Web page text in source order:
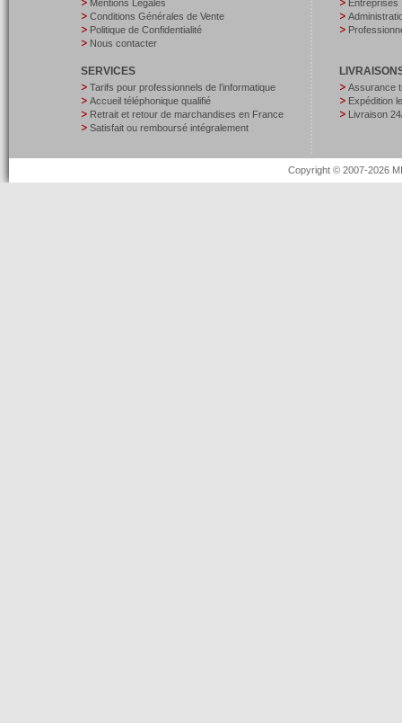
Mentions Légales
Conditions Générales de Vente
Politique de Confidentialité
Nous contacter
SERVICES
Tarifs pour professionnels de l’informatique
Accueil téléphonique qualifié
Retrait et retour de marchandises en France
Satisfait ou remboursé intégralement
Entreprises
Assurance
Expédition
Livraison
Copyright © 2007-2026